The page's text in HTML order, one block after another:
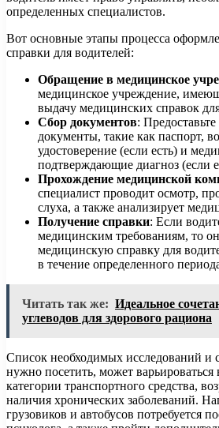
определенных специалистов.
Вот основные этапы процесса
справки для водителей:
Обращение в медицинское
медицинское учреждение,
выдачу медицинских справок
Сбор документов:
документы, такие как паспорт,
удостоверение (если есть) и
подтверждающие диагноз (если
Прохождение медицинской
специалист проводит осмотр,
слуха, а также анализирует
Получение справки: Если
медицинским требованиям, то
медицинскую справку для
в течение определенного
Читать так же: Идеальное
углеводов для здорового рациона
Список необходимых исследований и
нужно посетить, может варьироваться
категории транспортного средства,
наличия хронических заболеваний.
грузовиков и автобусов потребуется